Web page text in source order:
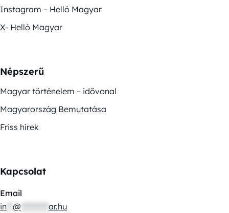
Instagram – Helló Magyar
X- Helló Magyar
Népszerű
Magyar történelem – idővonal
Magyarország Bemutatása
Friss hírek
Kapcsolat
Email
in @ ar.hu